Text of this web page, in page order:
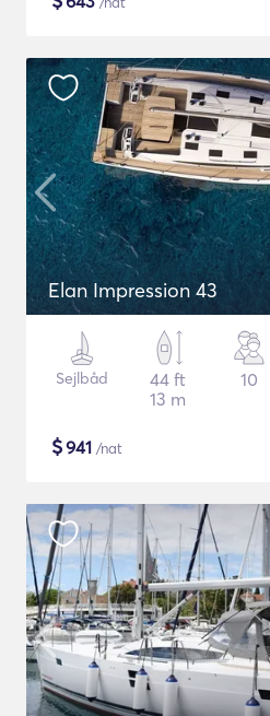
Elan Impression 43
Sejlbåd
44 ft
13 m
10
$941 /nat